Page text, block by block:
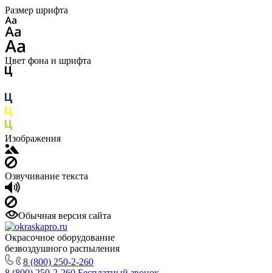
Размер шрифта
Цвет фона и шрифта
Изображения
Озвучивание текста
Обычная версия сайта
Окрасочное оборудование
безвоздушного распыления
8 (800) 250-2-260